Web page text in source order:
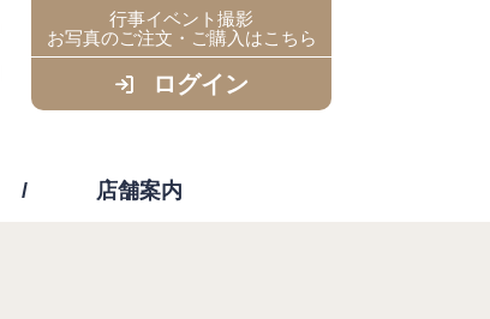
行事イベント撮影
お写真のご注文・ご購入はこちら
ログイン
店舗案内